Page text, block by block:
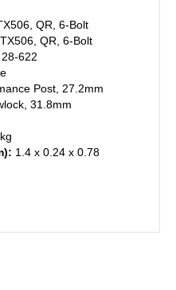
QR, 6-Bolt
QR, 6-Bolt
622
Post, 27.2mm
31.8mm
1.4 x 0.24 x 0.78